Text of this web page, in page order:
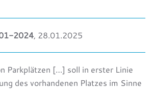
2024, 28.01.2025
Parkplätzen […] soll in erster Linie
des vorhandenen Platzes im Sinne